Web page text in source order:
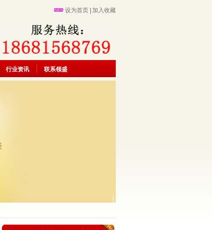
设为首页 加入收藏
行业资讯 联系领盛